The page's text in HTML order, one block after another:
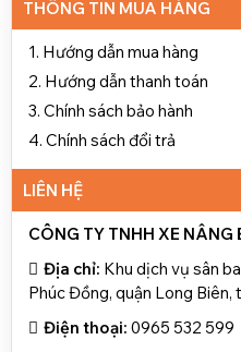
THÔNG TIN MUA HÀNG
1. Hướng dẫn mua hàng
2. Hướng dẫn thanh toán
3. Chính sách bảo hành
4. Chính sách đổi trả
LIÊN HỆ
CÔNG TY TNHH XE NÂNG
Địa chỉ: Khu dịch vụ sân
Phúc Đồng, quận Long Biên,
Điện thoại: 0965 532 599